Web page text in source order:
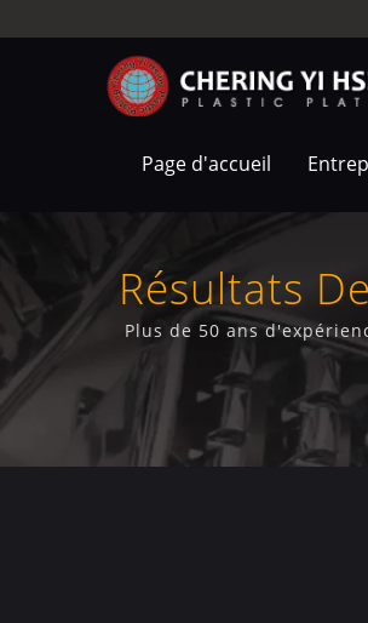
Page d'accueil
Résultats
Plus de 50 ans
plastique brillant, satiné,